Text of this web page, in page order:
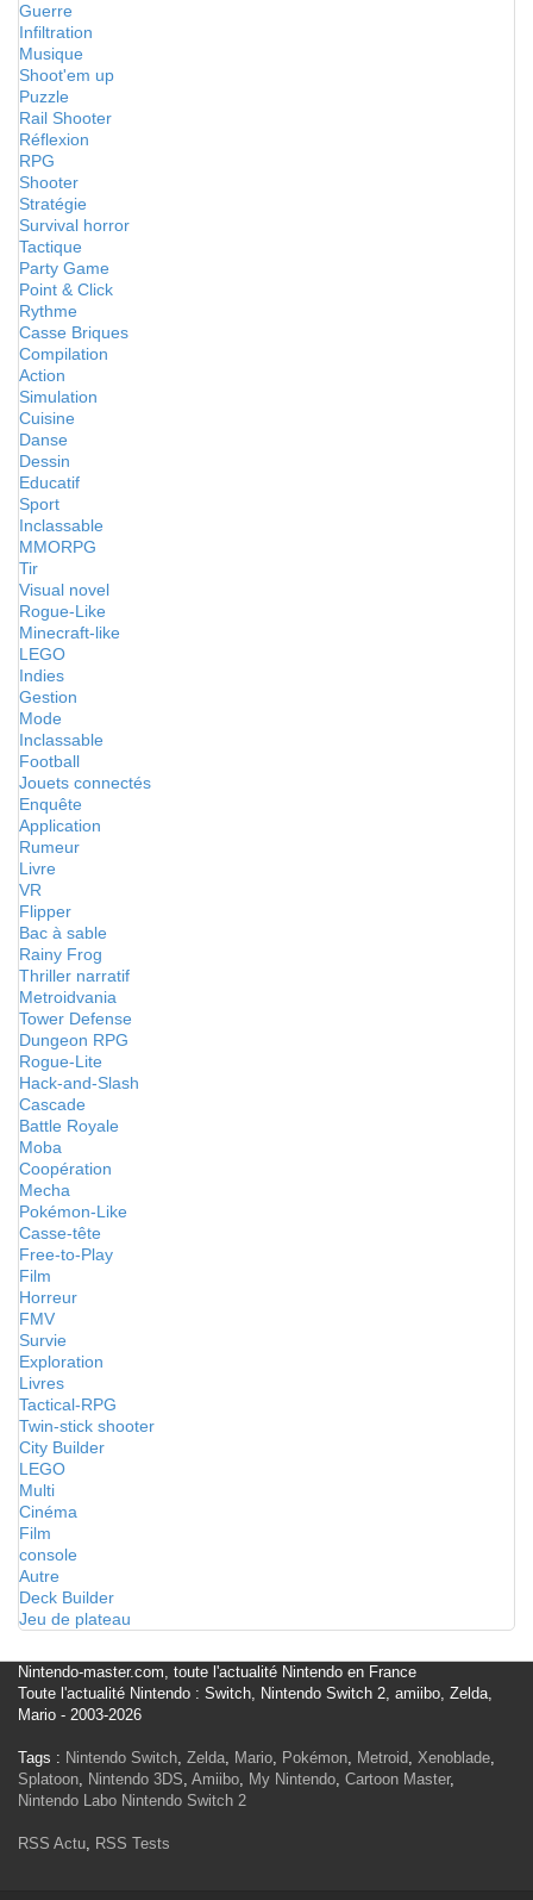
Guerre
Infiltration
Musique
Shoot'em up
Puzzle
Rail Shooter
Réflexion
RPG
Shooter
Stratégie
Survival horror
Tactique
Party Game
Point & Click
Rythme
Casse Briques
Compilation
Action
Simulation
Cuisine
Danse
Dessin
Educatif
Sport
Inclassable
MMORPG
Tir
Visual novel
Rogue-Like
Minecraft-like
LEGO
Indies
Gestion
Mode
Inclassable
Football
Jouets connectés
Enquête
Application
Rumeur
Livre
VR
Flipper
Bac à sable
Rainy Frog
Thriller narratif
Metroidvania
Tower Defense
Dungeon RPG
Rogue-Lite
Hack-and-Slash
Cascade
Battle Royale
Moba
Coopération
Mecha
Pokémon-Like
Casse-tête
Free-to-Play
Film
Horreur
FMV
Survie
Exploration
Livres
Tactical-RPG
Twin-stick shooter
City Builder
LEGO
Multi
Cinéma
Film
console
Autre
Deck Builder
Jeu de plateau
Nintendo-master.com, toute l'actualité Nintendo en France
Toute l'actualité Nintendo : Switch, Nintendo Switch 2, amiibo, Zelda,
Mario - 2003-2026
Tags : Nintendo Switch, Zelda, Mario, Pokémon, Metroid, Xenoblade,
Splatoon, Nintendo 3DS, Amiibo, My Nintendo, Cartoon Master,
Nintendo Labo Nintendo Switch 2
RSS Actu, RSS Tests